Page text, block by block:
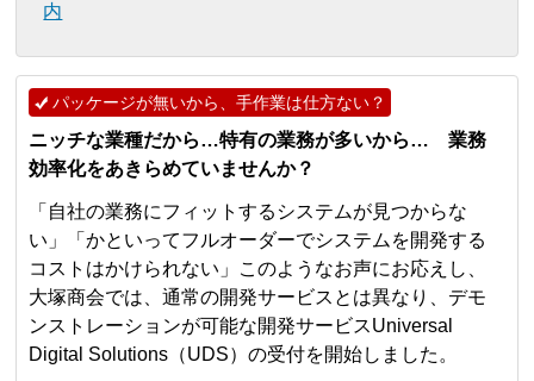
内
パッケージが無いから、手作業は仕方ない？
ニッチな業種だから…特有の業務が多いから… 業務
効率化をあきらめていませんか？
「自社の業務にフィットするシステムが見つからな
い」「かといってフルオーダーでシステムを開発する
コストはかけられない」このようなお声にお応えし、
大塚商会では、通常の開発サービスとは異なり、デモ
ンストレーションが可能な開発サービスUniversal
Digital Solutions（UDS）の受付を開始しました。